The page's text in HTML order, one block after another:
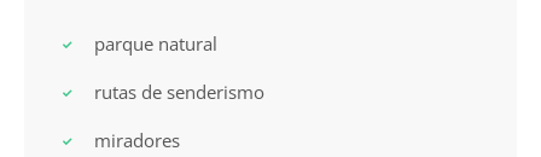
parque natural
rutas de senderismo
miradores